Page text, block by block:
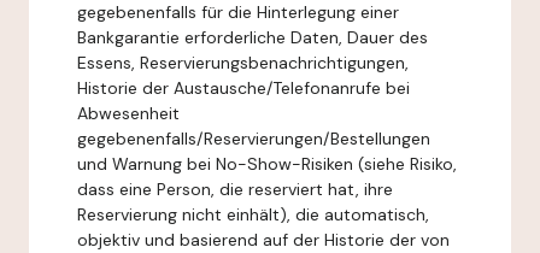
gegebenenfalls für die Hinterlegung einer
Bankgarantie erforderliche Daten, Dauer des
Essens, Reservierungsbenachrichtigungen,
Historie der Austausche/Telefonanrufe bei
Abwesenheit
gegebenenfalls/Reservierungen/Bestellungen
und Warnung bei No-Show-Risiken (siehe Risiko,
dass eine Person, die reserviert hat, ihre
Reservierung nicht einhält), die automatisch,
objektiv und basierend auf der Historie der von